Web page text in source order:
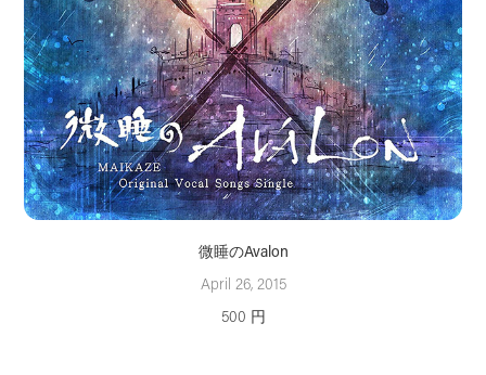
微睡のAvalon
April 26, 2015
500 円